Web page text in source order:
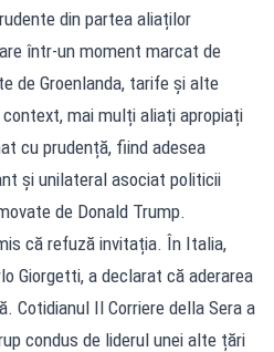
din partea aliaților
într-un moment marcat de
de Groenlanda, tarife și alte
mai mulți aliați apropiați
cu prudență, fiind adesea
și unilateral asociat politicii
de Donald Trump.
că refuză invitația. În Italia,
Giorgetti, a declarat că aderarea
Cotidianul Il Corriere della Sera a
condus de liderul unei alte țări